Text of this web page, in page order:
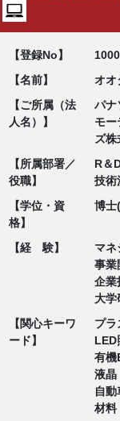
【登録No】
【名前】
オオ
【ご所属（法
人名）】
パナ
モー
ズ株
【所属部署／
役職】
R＆
技術
【学位・資
格】
博士
【経 験】
マネ
事業
企業
大学
【関心キーワ
ード】
プラ
LED
有機
液晶
自動
材料